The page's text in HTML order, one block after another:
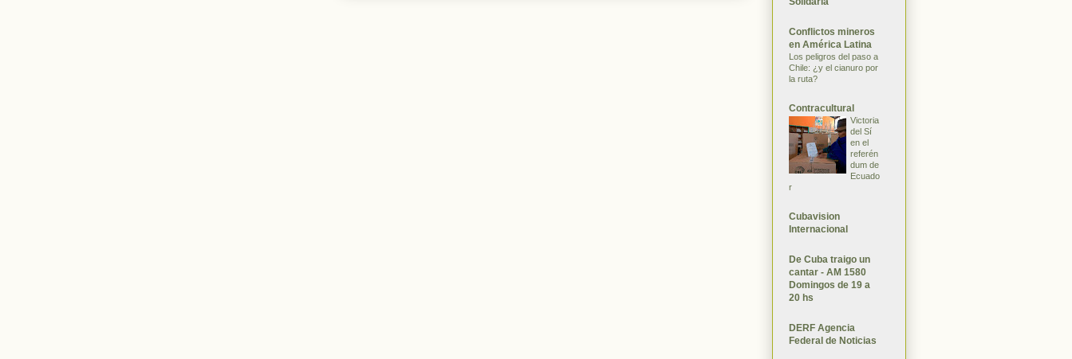
Conflictos mineros
en América Latina
Los peligros del paso a
Chile: ¿y el cianuro por
la ruta?
Contracultural
Victoria
del Sí
en el
referén
dum de
Ecuado
r
Cubavision
Internacional
De Cuba traigo un
cantar - AM 1580
Domingos de 19 a
20 hs
DERF Agencia
Federal de Noticias